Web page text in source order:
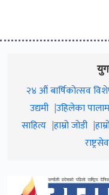
२४ औं बार्षिकोत्सव
उद्यमी उहिलेका
साहित्य हाम्रो जाेडी